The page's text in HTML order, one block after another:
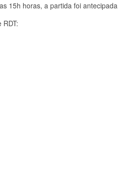
15h horas, a partida foi